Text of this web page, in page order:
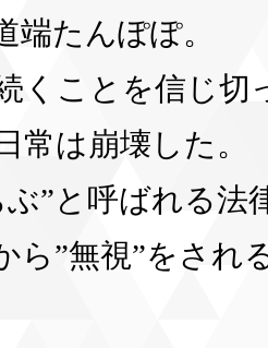
端たんぽぽ。
くことを信じ
常は崩壊した。
”と呼ばれる法
ら”無視”をされ